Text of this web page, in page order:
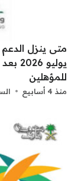
متى ينزل
للمؤهلين
منذ 4 أسابيع